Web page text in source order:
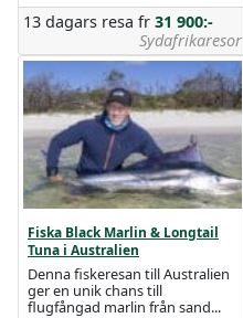
13 dagars resa fr 31 900:-
Sydafrikaresor
Fiska Black Marlin & Longtail
Tuna i Australien
Denna fiskeresan till Australien
ger en unik chans till
flugfångad marlin från sand...